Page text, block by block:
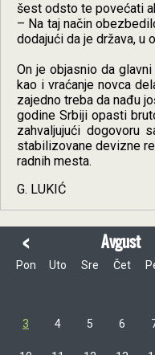
šest odsto te povećati
– Na taj način
dodajući da je država, u
On je objasnio da
kao i vraćanje novca
zajedno treba da nađu
godine Srbiji opasti
zahvaljujući dogovoru
stabilizovane devizne
radnih mesta.
G. LUKIĆ
< Avgust
Pon Uto Sre Čet
3 4 5 6